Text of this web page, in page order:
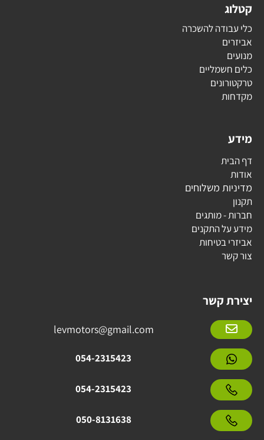
קטלוג
כלי עבודה להשכרה
אביזרים
מנועים
כלים חשמליים
טרקטורונים
מקדחות
מידע
דף הבית
אודות
מדיניות משלוחים
תקנון
חברות - מותגים
מידע על התקנים
אביזרי בטיחות
צור קשר
יצירת קשר
levmotors@gmail.com
054-2315423
054-2315423
050-8131638